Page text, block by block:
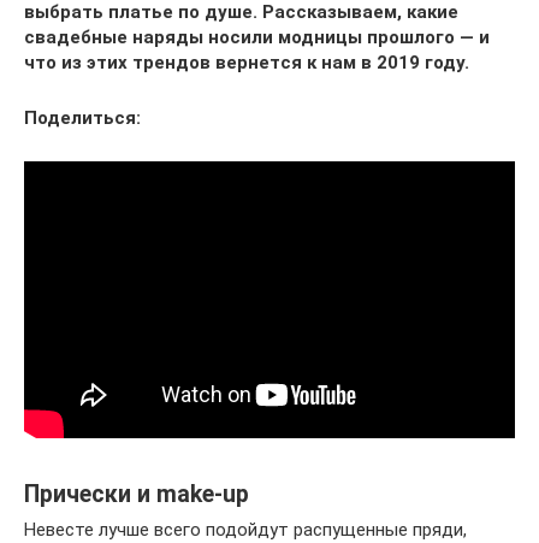
выбрать платье по душе. Рассказываем, какие
свадебные наряды носили модницы прошлого — и
что из этих трендов вернется к нам в 2019 году.
Поделиться:
Прически и make-up
Невесте лучше всего подойдут распущенные пряди,